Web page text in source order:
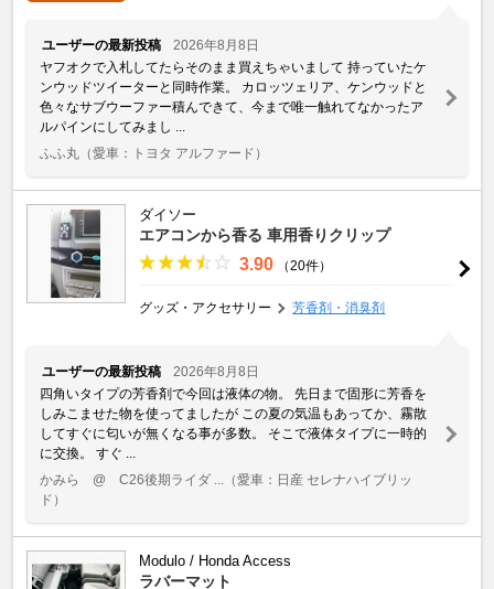
ユーザーの最新投稿
2026年8月8日
ヤフオクで入札してたらそのまま買えちゃいまして 持っていたケ
ンウッドツイーターと同時作業。 カロッツェリア、ケンウッドと
色々なサブウーファー積んできて、今まで唯一触れてなかったア
ルパインにしてみまし ...
ふふ丸 （愛車：トヨタ アルファード）
ダイソー
エアコンから香る 車用香りクリップ
3.90 （20件）
グッズ・アクセサリー 芳香剤・消臭剤
ユーザーの最新投稿
2026年8月8日
四角いタイプの芳香剤で今回は液体の物。 先日まで固形に芳香を
しみこませた物を使ってましたが この夏の気温もあってか、霧散
してすぐに匂いが無くなる事が多数。 そこで液体タイプに一時的
に交換。 すぐ ...
かみら @ C26後期ライダ ...
（愛車：日産 セレナハイブリッ
ド）
Modulo / Honda Access
ラバーマット